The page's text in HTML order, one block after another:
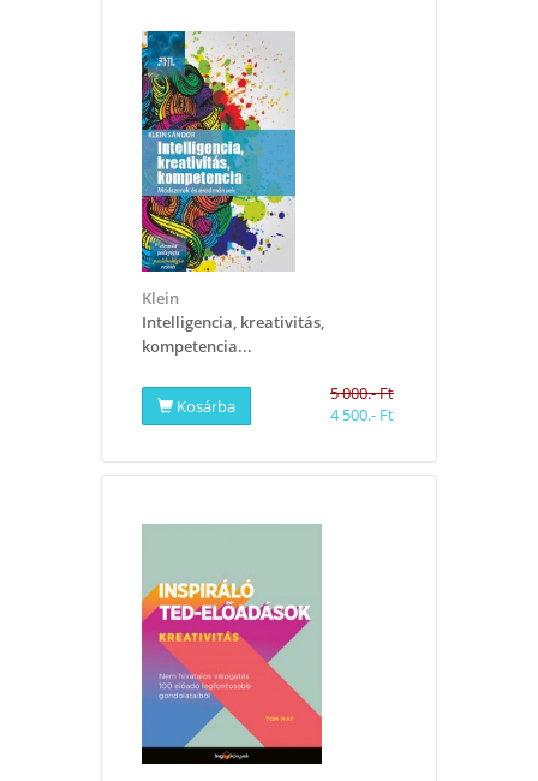
Klein
​Intelligencia, kreativitás,
kompetencia...
Kosárba
5 000.- Ft
4 500.- Ft